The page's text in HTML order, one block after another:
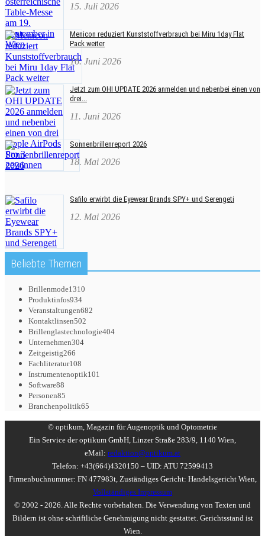
15. Juli 2026
Menicon reduziert Kunststoffverbrauch bei Miru 1day Flat
Pack weiter
16. Juni 2026
Jetzt zum OHI UPDATE 2026 anmelden und nebenbei einen von
drei...
11. Juni 2026
Sonnenbrillenreport 2026
18. Mai 2026
Safilo erwirbt die Eyewear Brands SPY+ und Serengeti
12. Mai 2026
Beliebte Themen
Brillenmode1310
Produktinfos934
Veranstaltungen682
Kontaktlinsen502
Brillenglastechnologie404
Unternehmen304
Zeitgeistig266
Fachliteratur108
Instrumentenoptik101
Software88
Personen85
Branchenpolitik65
© optikum, Magazin für Augenoptik und Optometrie
Ein Service der optikum GmbH, Linzer Straße 283/9, 1140 Wien,
eMail: redaktion@optikum.at
Telefon: +43(664)4320150 – UID: ATU 72599413
Firmenbuchnummer: FN 477983t, Zuständiges Gericht: Handelsgericht Wien,
Vollständiges Impressum
© 2002 - 2026. Alle Rechte vorbehalten. Die Verwendung von Texten und
Bildern ist ohne schriftliche Genehmigung nicht gestattet. Gerichtsstand ist
Wien.